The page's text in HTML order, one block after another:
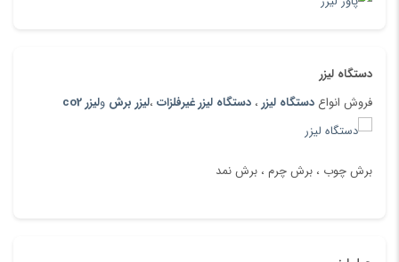
دستگاه لیزر
فروش انواع دستگاه لیزر ، دستگاه لیزر غیرفلزات ،لیزر برش ولیزر co2
برش چوب ، برش چرم ، برش نمد